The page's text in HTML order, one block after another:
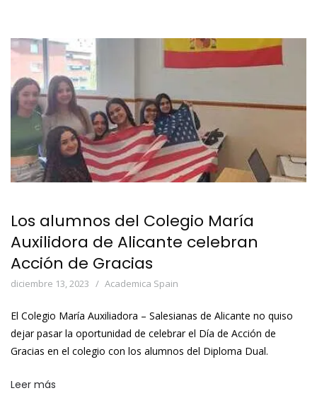
Los alumnos del Colegio María
Auxilidora de Alicante celebran
Acción de Gracias
diciembre 13, 2023 Academica Spain
El Colegio María Auxiliadora – Salesianas de Alicante no quiso
dejar pasar la oportunidad de celebrar el Día de Acción de
Gracias en el colegio con los alumnos del Diploma Dual.
Leer más